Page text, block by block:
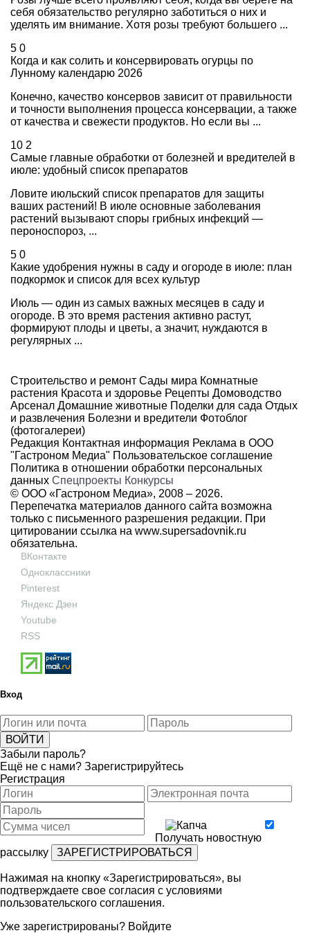
себя обязательство регулярно заботиться о них и
уделять им внимание. Хотя розы требуют большего ...
5 0
Когда и как солить и консервировать огурцы по
Лунному календарю 2026
Конечно, качество консервов зависит от правильности
и точности выполнения процесса консервации, а также
от качества и свежести продуктов. Но если вы ...
10 2
Самые главные обработки от болезней и вредителей в
июле: удобный список препаратов
Ловите июльский список препаратов для защиты
ваших растений! В июле основные заболевания
растений вызывают споры грибных инфекций —
пероноспороз, ...
5 0
Какие удобрения нужны в саду и огороде в июле: план
подкормок и список для всех культур
Июль — один из самых важных месяцев в саду и
огороде. В это время растения активно растут,
формируют плоды и цветы, а значит, нуждаются в
регулярных ...
Строительство и ремонт Сады мира Комнатные
растения Красота и здоровье Рецепты Домоводство
Арсенал Домашние животные Поделки для сада Отдых
и развлечения Болезни и вредители Фотоблог
(фотогалереи)
Редакция Контактная информация Реклама в ООО
"Гастроном Медиа" Пользовательское соглашение
Политика в отношении обработки персональных
данных Спецпроекты Конкурсы
© ООО «Гастроном Медиа», 2008 – 2026.
Перепечатка материалов данного сайта возможна
только с письменного разрешения редакции. При
цитировании ссылка на www.supersadovnik.ru
обязательна.
ВКонтакте
Одноклассники
Pinterest
Яндекс Дзен
Youtube
RSS
Вход
Забыли пароль?
Ещё не с нами? Зарегистрируйтесь
Регистрация
Получать новостную
рассылку
Нажимая на кнопку «Зарегистрироваться», вы
подтверждаете свое согласия с условиями
пользовательского соглашения.
Уже зарегистрированы? Войдите